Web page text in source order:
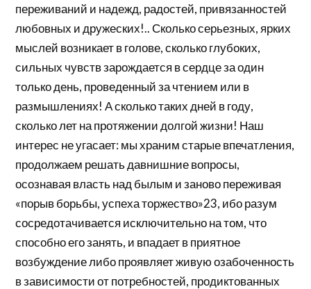
переживаний и надежд, радостей, привязанностей
любовных и дружеских!.. Сколько серьезных, ярких
мыслей возникает в голове, сколько глубоких,
сильных чувств зарождается в сердце за один
только день, проведенный за чтением или в
размышлениях! А сколько таких дней в году,
сколько лет на протяжении долгой жизни! Наш
интерес не угасает: мы храним старые впечатления,
продолжаем решать давнишние вопросы,
осознавая власть над былым и заново переживая
«порыв борьбы, успеха торжество»23, ибо разум
сосредотачивается исключительно на том, что
способно его занять, и впадает в приятное
возбуждение либо проявляет живую озабоченность
в зависимости от потребностей, продиктованных